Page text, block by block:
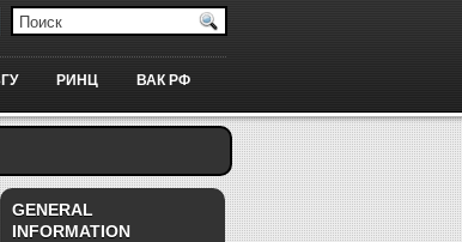
РИНЦ ВАК РФ
GENERAL
INFORMATION